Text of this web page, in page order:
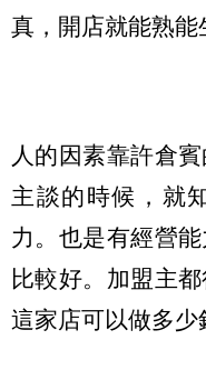
真，開店就能熟能
人的因素靠許倉
主談的時候，就
力。也是有經營
比較好。加盟主
這家店可以做多少